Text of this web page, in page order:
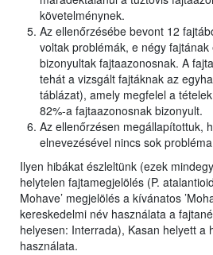
követelménynek.
Az ellenőrzésébe bevont 12
voltak problémák, e négy
bizonyultak fajtaazonosnak. A
tehát a vizsgált fajtáknak az
táblázat), amely megfelel a
82%-a fajtaazonosnak bizonyult.
Az ellenőrzésen megállapítottuk,
elnevezésével nincs sok
Ilyen hibákat észleltünk (ezek
helytelen fajtamegjelölés (P.
Mohave’ megjelölés a kívánatos
kereskedelmi név használata a
helyesen: Interrada), Kasan helyett a
használata.